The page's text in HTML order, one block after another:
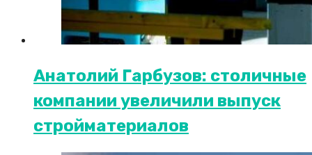
Анатолий Гарбузов: столичные
компании увеличили выпуск
стройматериалов